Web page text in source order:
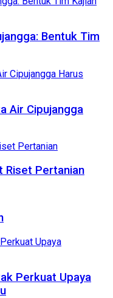
Bentuk Tim
Air Cipujangga
Riset Pertanian
Perkuat Upaya